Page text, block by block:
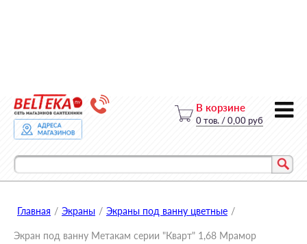
В корзине
Главная / Экраны / Экраны под ванну цветные /
Экран под ванну Метакам серии "Кварт" 1,68 Мрамор